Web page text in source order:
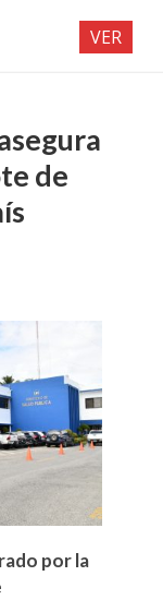
de
por la
VER